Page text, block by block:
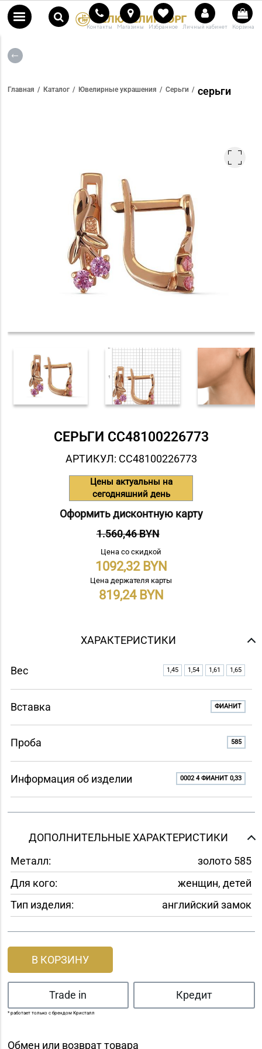
Контакты Магазины Избранное Личный кабинет Корзина
Главная Каталог Ювелирные украшения Серьги серьги
СЕРЬГИ СC48100226773
АРТИКУЛ: СC48100226773
Цены актуальны на
сегодняшний день
Оформить дисконтную карту
1.560,46 BYN
Цена со скидкой
1092,32
Цена держателя карты
819,24
ХАРАКТЕРИСТИКИ
Вес 1,45 1,54 1,61 1,65
Вставка ФИАНИТ
Проба 585
Информация об изделии 0002 4 ФИАНИТ 0,33
ДОПОЛНИТЕЛЬНЫЕ ХАРАКТЕРИСТИКИ
Металл:
золото 585
Для кого:
женщин, детей
Тип изделия:
английский замок
В КОРЗИНУ
Trade in Кредит
* работает только с брендом Кристалл
Обмен или возврат товара